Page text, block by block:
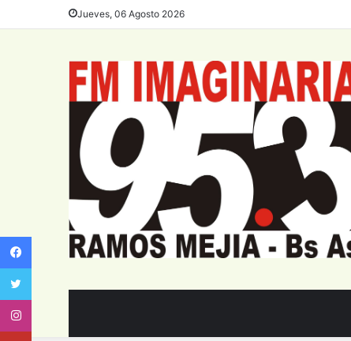
Jueves, 06 Agosto 2026
Facebook